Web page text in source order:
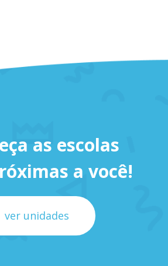
as escolas
a você!
ver unidades